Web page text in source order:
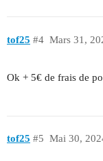
tof25 Mars 31,
#4
Ok + 5€ de frais de
tof25 Mai 30,
#5